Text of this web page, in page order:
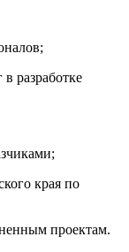
разработке
края по
проектам.